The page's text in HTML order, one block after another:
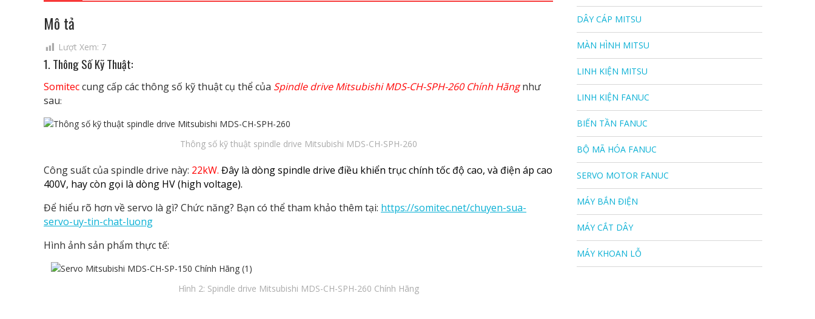
Mô tả
Lượt Xem: 7
1. Thông Số Kỹ Thuật:
Somiteccung cấp các thông số kỹ thuật cụ thể của Spindle drive Mitsubishi MDS-CH-SPH-260 Chính Hãngnhư
sau:
Thông số kỹ thuật spindle drive Mitsubishi MDS-CH-SPH-260
Công suất của spindle drive này: 22kW. Đây là dòng spindle drive điều khiển trục chính tốc độ cao, và điện áp cao
400V, hay còn gọi là dòng HV (high voltage).
Để hiểu rõ hơn về servo là gì? Chức năng? Bạn có thể tham khảo thêm tại: https://somitec.net/chuyen-sua-
servo-uy-tin-chat-luong
Hình ảnh sản phẩm thực tế:
Hình 2: Spindle drive Mitsubishi MDS-CH-SPH-260 Chính Hãng
DÂY CÁP MITSU
MÀN HÌNH MITSU
LINH KIỆN MITSU
LINH KIỆN FANUC
BIẾN TẦN FANUC
BỘ MÃ HÓA FANUC
SERVO MOTOR FANUC
MÁY BẮN ĐIỆN
MÁY CẮT DÂY
MÁY KHOAN LỖ